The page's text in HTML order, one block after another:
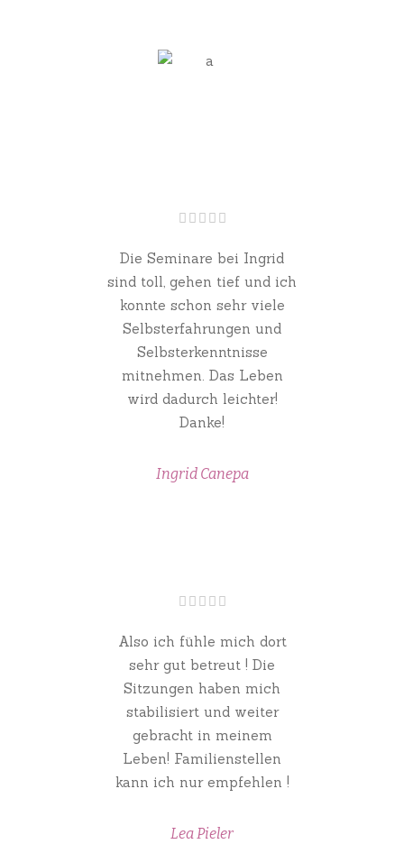
Die Seminare bei Ingrid
sind toll, gehen tief und ich
konnte schon sehr viele
Selbsterfahrungen und
Selbsterkenntnisse
mitnehmen. Das Leben
wird dadurch leichter!
Danke!
Ingrid Canepa
Also ich fühle mich dort
sehr gut betreut ! Die
Sitzungen haben mich
stabilisiert und weiter
gebracht in meinem
Leben! Familienstellen
kann ich nur empfehlen !
Lea Pieler